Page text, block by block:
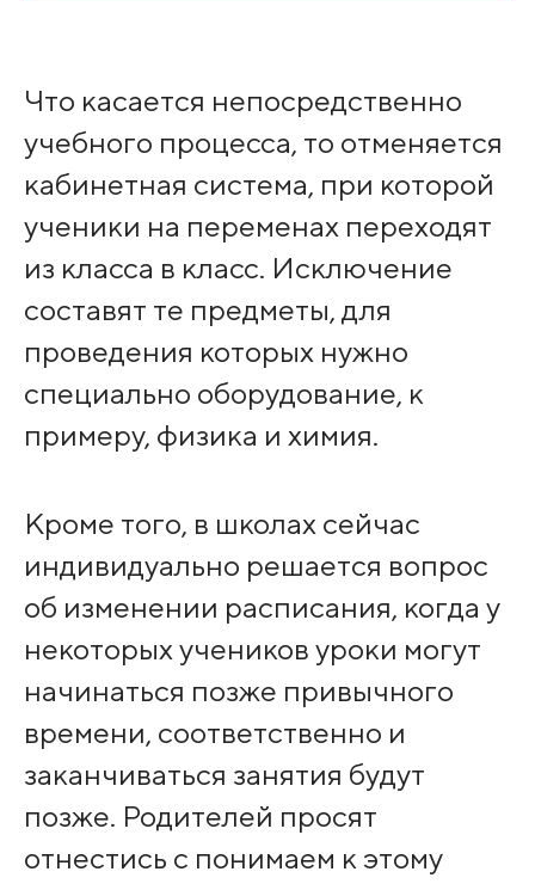
Что касается непосредственно
учебного процесса, то отменяется
кабинетная система, при которой
ученики на переменах переходят
из класса в класс. Исключение
составят те предметы, для
проведения которых нужно
специально оборудование, к
примеру, физика и химия.
Кроме того, в школах сейчас
индивидуально решается вопрос
об изменении расписания, когда у
некоторых учеников уроки могут
начинаться позже привычного
времени, соответственно и
заканчиваться занятия будут
позже. Родителей просят
отнестись с понимаем к этому